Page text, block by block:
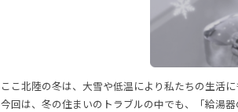
ここ北陸の冬は、大雪や低温により私たちの生活に
今回は、冬の住まいのトラブルの中でも、「給湯